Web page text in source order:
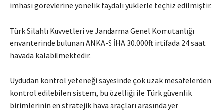
imhası görevlerine yönelik faydalı yüklerle teçhiz edilmiştir.
Türk Silahlı Kuvvetleri ve Jandarma Genel Komutanlığı
envanterinde bulunan ANKA-S İHA 30.000ft irtifada 24 saat
havada kalabilmektedir.
Uydudan kontrol yeteneği sayesinde çok uzak mesafelerden
kontrol edilebilen sistem, bu özelliği ile Türk güvenlik
birimlerinin en stratejik hava araçları arasında yer